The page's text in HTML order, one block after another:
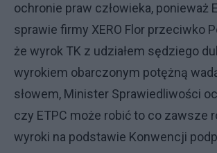
ochronie praw człowieka, ponieważ
sprawie firmy XERO Flor przeciwko
że wyrok TK z udziałem sędziego
wyrokiem obarczonym potężną
słowem, Minister Sprawiedliwości
czy ETPC może robić to co zawsze
wyroki na podstawie Konwencji